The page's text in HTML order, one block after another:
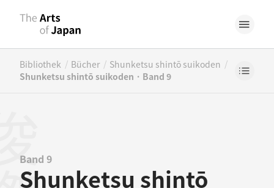
Bibliothek / Bücher / Shunketsu shintō suikoden /
Shunketsu shintō suikoden · Band 9
Band 9
Shunketsu shintō